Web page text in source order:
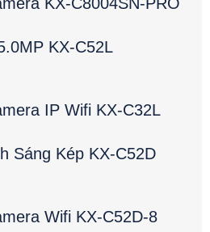
KX-C52L
IP Wifi KX-C32L
Sáng Kép KX-C52D
Wifi KX-C52D-8